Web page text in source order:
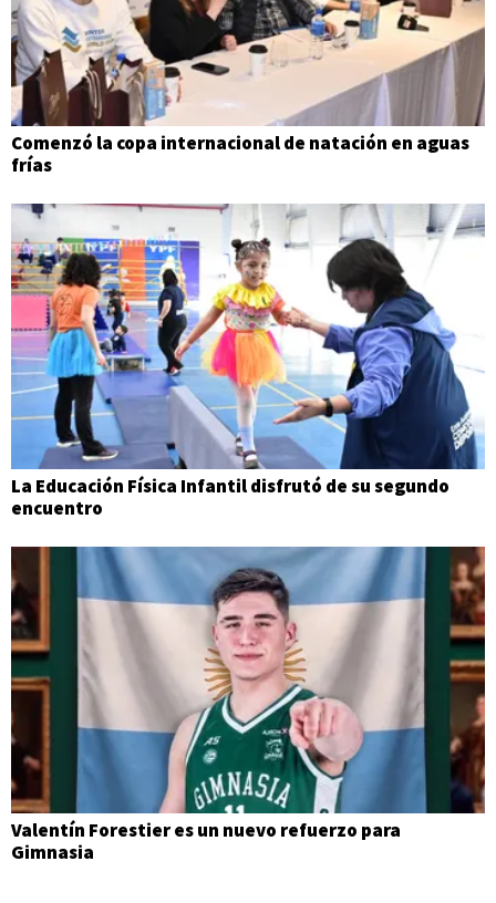
Comenzó la copa internacional de natación en aguas
frías
La Educación Física Infantil disfrutó de su segundo
encuentro
Valentín Forestier es un nuevo refuerzo para
Gimnasia